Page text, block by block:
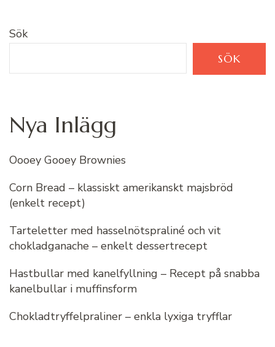
Sök
SÖK
Nya Inlägg
Oooey Gooey Brownies
Corn Bread – klassiskt amerikanskt majsbröd
(enkelt recept)
Tarteletter med hasselnötspraliné och vit
chokladganache – enkelt dessertrecept
Hastbullar med kanelfyllning – Recept på snabba
kanelbullar i muffinsform
Chokladtryffelpraliner – enkla lyxiga tryfflar